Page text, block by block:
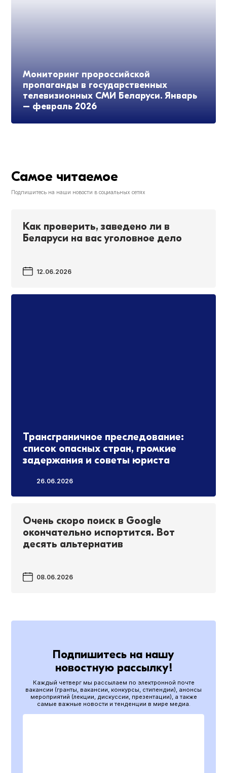
Мониторинг пророссийской
пропаганды в государственных
телевизионных СМИ Беларуси. Январь
– февраль 2026
Самое читаемое
Подпишитесь на наши новости в социальных сетях
Как проверить, заведено ли в
Беларуси на вас уголовное дело
12.06.2026
Трансграничное преследование:
список опасных стран, громкие
задержания и советы юриста
26.06.2026
Очень скоро поиск в Google
окончательно испортится. Вот
десять альтернатив
08.06.2026
Подпишитесь на нашу
новостную рассылку!
Каждый четверг мы рассылаем по электронной почте
вакансии (гранты, вакансии, конкурсы, стипендии), анонсы
мероприятий (лекции, дискуссии, презентации), а также
самые важные новости и тенденции в мире медиа.